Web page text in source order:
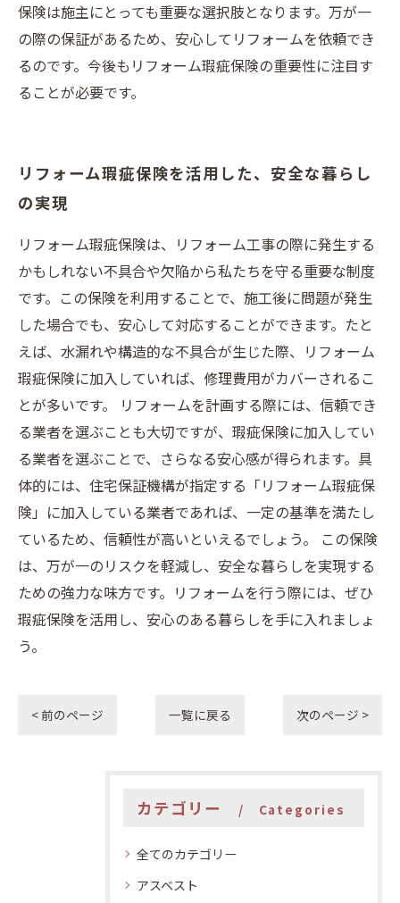
保険は施主にとっても重要な選択肢となります。万が一
の際の保証があるため、安心してリフォームを依頼でき
るのです。今後もリフォーム瑕疵保険の重要性に注目す
ることが必要です。
リフォーム瑕疵保険を活用した、安全な暮らし
の実現
リフォーム瑕疵保険は、リフォーム工事の際に発生する
かもしれない不具合や欠陥から私たちを守る重要な制度
です。この保険を利用することで、施工後に問題が発生
した場合でも、安心して対応することができます。たと
えば、水漏れや構造的な不具合が生じた際、リフォーム
瑕疵保険に加入していれば、修理費用がカバーされるこ
とが多いです。 リフォームを計画する際には、信頼でき
る業者を選ぶことも大切ですが、瑕疵保険に加入してい
る業者を選ぶことで、さらなる安心感が得られます。具
体的には、住宅保証機構が指定する「リフォーム瑕疵保
険」に加入している業者であれば、一定の基準を満たし
ているため、信頼性が高いといえるでしょう。 この保険
は、万が一のリスクを軽減し、安全な暮らしを実現する
ための強力な味方です。リフォームを行う際には、ぜひ
瑕疵保険を活用し、安心のある暮らしを手に入れましょ
う。
< 前のページ 一覧に戻る 次のページ >
カテゴリー Categories
全てのカテゴリー
アスベスト